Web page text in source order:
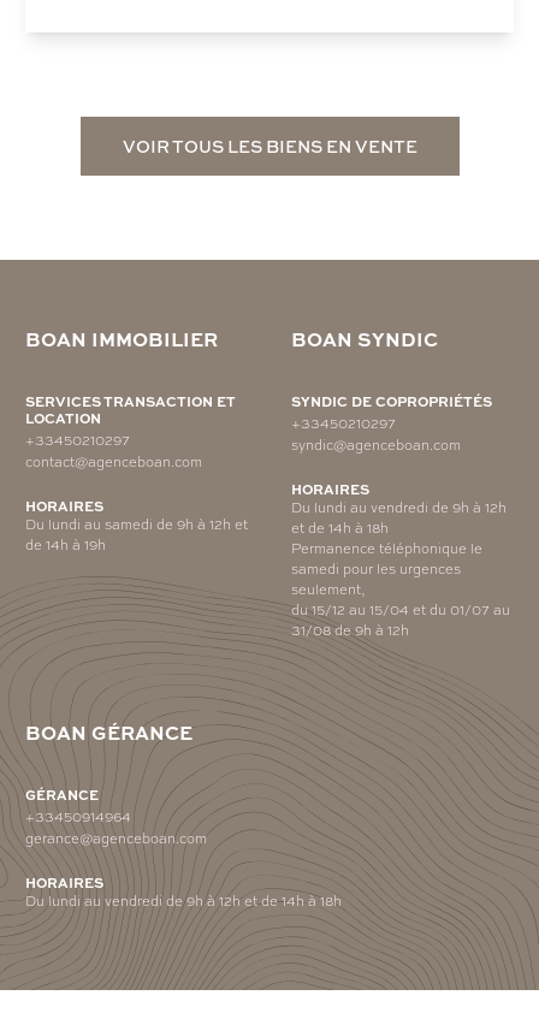
VOIR TOUS LES BIENS EN VENTE
BOAN IMMOBILIER
SERVICES TRANSACTION ET
LOCATION
+33450210297
contact@agenceboan.com
HORAIRES
Du lundi au samedi de 9h à 12h et
de 14h à 19h
BOAN SYNDIC
SYNDIC DE COPROPRIÉTÉS
+33450210297
syndic@agenceboan.com
HORAIRES
Du lundi au vendredi de 9h à 12h
et de 14h à 18h
Permanence téléphonique le
samedi pour les urgences
seulement,
du 15/12 au 15/04 et du 01/07 au
31/08 de 9h à 12h
BOAN GÉRANCE
GÉRANCE
+33450914964
gerance@agenceboan.com
HORAIRES
Du lundi au vendredi de 9h à 12h et de 14h à 18h